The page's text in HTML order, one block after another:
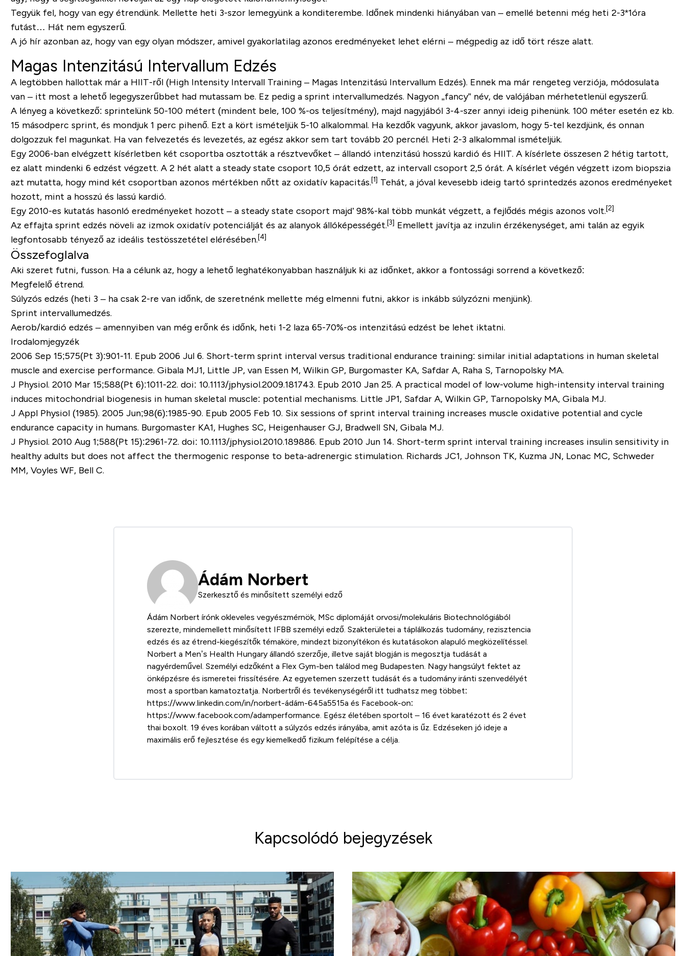
Tegyük fel, hogy van egy étrendünk. Mellette heti 3-szor lemegyünk a konditerembe. Időnek mindenki hiányában van – emellé betenni még heti 2-3*1óra
futást… Hát nem egyszerű.
A jó hír azonban az, hogy van egy olyan módszer, amivel gyakorlatilag azonos eredményeket lehet elérni – mégpedig az idő tört része alatt.
Magas Intenzitású Intervallum Edzés
A legtöbben hallottak már a HIIT-ről (High Intensity Intervall Training – Magas Intenzitású Intervallum Edzés). Ennek ma már rengeteg verziója, módosulata
van – itt most a lehető legegyszerűbbet had mutassam be. Ez pedig a sprint intervallumedzés. Nagyon „fancy” név, de valójában mérhetetlenül egyszerű.
A lényeg a következő: sprintelünk 50-100 métert (mindent bele, 100 %-os teljesítmény), majd nagyjából 3-4-szer annyi ideig pihenünk. 100 méter esetén ez kb.
15 másodperc sprint, és mondjuk 1 perc pihenő. Ezt a kört ismételjük 5-10 alkalommal. Ha kezdők vagyunk, akkor javaslom, hogy 5-tel kezdjünk, és onnan
dolgozzuk fel magunkat. Ha van felvezetés és levezetés, az egész akkor sem tart tovább 20 percnél. Heti 2-3 alkalommal ismételjük.
Egy 2006-ban elvégzett kísérletben két csoportba osztották a résztvevőket – állandó intenzitású hosszú kardió és HIIT. A kísérlete összesen 2 hétig tartott,
ez alatt mindenki 6 edzést végzett. A 2 hét alatt a steady state csoport 10,5 órát edzett, az intervall csoport 2,5 órát. A kísérlet végén végzett izom biopszia
azt mutatta, hogy mind két csoportban azonos mértékben nőtt az oxidatív kapacitás. [1] Tehát, a jóval kevesebb ideig tartó sprintedzés azonos eredményeket
hozott, mint a hosszú és lassú kardió.
Egy 2010-es kutatás hasonló eredményeket hozott – a steady state csoport majd’ 98%-kal több munkát végzett, a fejlődés mégis azonos volt. [2]
Az effajta sprint edzés növeli az izmok oxidatív potenciálját és az alanyok állóképességét. [3] Emellett javítja az inzulin érzékenységet, ami talán az egyik
legfontosabb tényező az ideális testösszetétel elérésében. [4]
Összefoglalva
Aki szeret futni, fusson. Ha a célunk az, hogy a lehető leghatékonyabban használjuk ki az időnket, akkor a fontossági sorrend a következő:
Megfelelő étrend.
Súlyzós edzés (heti 3 – ha csak 2-re van időnk, de szeretnénk mellette még elmenni futni, akkor is inkább súlyzózni menjünk).
Sprint intervallumedzés.
Aerob/kardió edzés – amennyiben van még erőnk és időnk, heti 1-2 laza 65-70%-os intenzitású edzést be lehet iktatni.
Irodalomjegyzék
2006 Sep 15;575(Pt 3):901-11. Epub 2006 Jul 6. Short-term sprint interval versus traditional endurance training: similar initial adaptations in human skeletal
muscle and exercise performance. Gibala MJ1, Little JP, van Essen M, Wilkin GP, Burgomaster KA, Safdar A, Raha S, Tarnopolsky MA.
J Physiol. 2010 Mar 15;588(Pt 6):1011-22. doi: 10.1113/jphysiol.2009.181743. Epub 2010 Jan 25. A practical model of low-volume high-intensity interval training
induces mitochondrial biogenesis in human skeletal muscle: potential mechanisms. Little JP1, Safdar A, Wilkin GP, Tarnopolsky MA, Gibala MJ.
J Appl Physiol (1985). 2005 Jun;98(6):1985-90. Epub 2005 Feb 10. Six sessions of sprint interval training increases muscle oxidative potential and cycle
endurance capacity in humans. Burgomaster KA1, Hughes SC, Heigenhauser GJ, Bradwell SN, Gibala MJ.
J Physiol. 2010 Aug 1;588(Pt 15):2961-72. doi: 10.1113/jphysiol.2010.189886. Epub 2010 Jun 14. Short-term sprint interval training increases insulin sensitivity in
healthy adults but does not affect the thermogenic response to beta-adrenergic stimulation. Richards JC1, Johnson TK, Kuzma JN, Lonac MC, Schweder
MM, Voyles WF, Bell C.
Ádám Norbert
Szerkesztő és minősített személyi edző
Ádám Norbert írónk okleveles vegyészmérnök, MSc diplomáját orvosi/molekuláris Biotechnológiából
szerezte, mindemellett minősített IFBB személyi edző. Szakterületei a táplálkozás tudomány, rezisztencia
edzés és az étrend-kiegészítők témaköre, mindezt bizonyítékon és kutatásokon alapuló megközelítéssel.
Norbert a Men’s Health Hungary állandó szerzője, illetve saját blogján is megosztja tudását a
nagyérdeművel. Személyi edzőként a Flex Gym-ben találod meg Budapesten. Nagy hangsúlyt fektet az
önképzésre és ismeretei frissítésére. Az egyetemen szerzett tudását és a tudomány iránti szenvedélyét
most a sportban kamatoztatja. Norbertről és tevékenységéről itt tudhatsz meg többet:
https://www.linkedin.com/in/norbert-ádám-645a5515a és Facebook-on:
https://www.facebook.com/adamperformance. Egész életében sportolt – 16 évet karatézott és 2 évet
thai boxolt. 19 éves korában váltott a súlyzós edzés irányába, amit azóta is űz. Edzéseken jó ideje a
maximális erő fejlesztése és egy kiemelkedő fizikum felépítése a célja.
Kapcsolódó bejegyzések